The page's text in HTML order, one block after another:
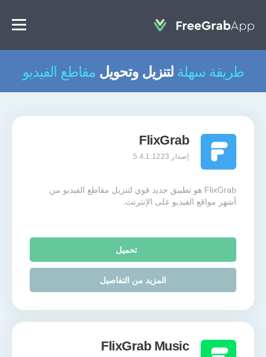
طريقة سهلةلتنزيل وتحويل مقاطع الفيديو
FlixGrab
إصدار 5.4.1.1223
FlixGrab هو تطبيق جديد قوي لتنزيل مقاطع الفيديو من
أشهر مواقع الفيديو على الإنترنت.
تحميل
المزيد من التفاصيل
FlixGrab Music